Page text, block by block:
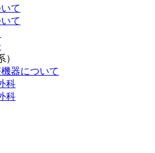
て
て
器について
科
科